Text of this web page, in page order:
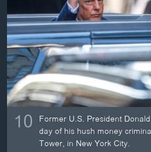
10 Former U.S. President
day of his hush money
Tower, in New York City.